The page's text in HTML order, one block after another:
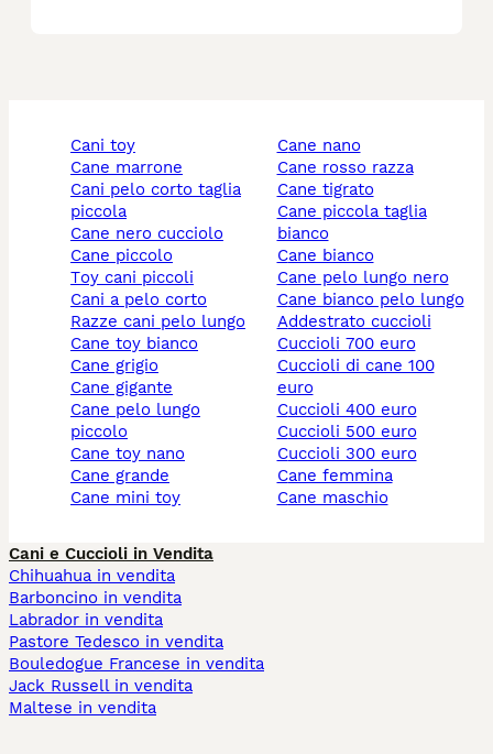
cani toy
cane marrone
cani pelo corto taglia
piccola
cane nero cucciolo
cane piccolo
toy cani piccoli
cani a pelo corto
razze cani pelo lungo
cane toy bianco
cane grigio
cane gigante
cane pelo lungo
piccolo
cane toy nano
cane grande
cane mini toy
cane nano
cane rosso razza
cane tigrato
cane piccola taglia
bianco
cane bianco
cane pelo lungo nero
cane bianco pelo lungo
addestrato cuccioli
cuccioli 700 euro
cuccioli di cane 100
euro
cuccioli 400 euro
cuccioli 500 euro
cuccioli 300 euro
cane femmina
cane maschio
Cani e Cuccioli in Vendita
Chihuahua in vendita
Barboncino in vendita
Labrador in vendita
Pastore Tedesco in vendita
Bouledogue Francese in vendita
Jack Russell in vendita
Maltese in vendita